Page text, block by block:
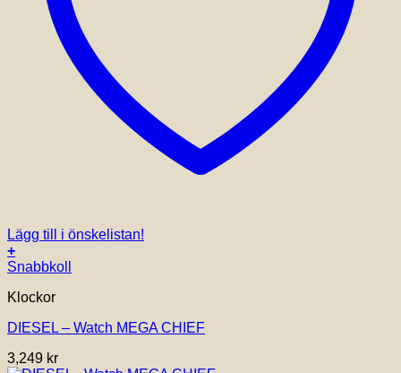
Lägg till i önskelistan!
+
Snabbkoll
Klockor
DIESEL – Watch MEGA CHIEF
3,249 kr